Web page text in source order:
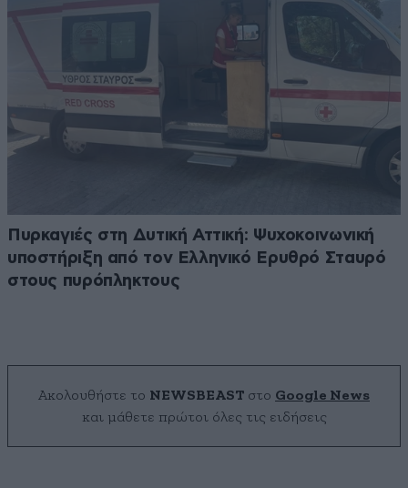
Πυρκαγιές στη Δυτική Αττική: Ψυχοκοινωνική
υποστήριξη από τον Ελληνικό Ερυθρό Σταυρό
στους πυρόπληκτους
Ακολουθήστε το NEWSBEAST στο Google News
και μάθετε πρώτοι όλες τις ειδήσεις